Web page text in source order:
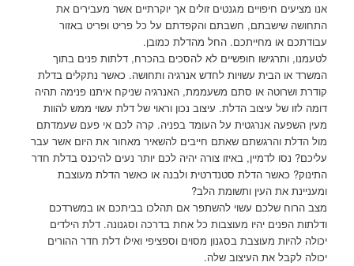
אנו מציעים חיפויים מגנטים זולים אך יוקרתיים אשר מעבירים את
התחושה שישבתם, חשבתם והקפדתם על כל פריט ופריט באזור
עבודתכם או מחייתכם. החל מהדלת כמובן.
לטעמנו, ותרגישו חופשיים לא להסכים בהכרח, דלתות פנים בתוך
המשרד או הבית עשויות לחדש אנרגיה ותחושה. כאשר נתקלים בדלת
קודרת ושרוטה או סתם משעממת, האנרגיה שניקח איתנו פנימה תהיה
דומה לזו של עיצוב הדלת. עיצוב נכון וראוי של דלת עשוי ממש להוות
מעין השפעה אנרגטית על העומד בפניה. קרה לכם אי פעם שעמדתם
מול הדלת והרגשתם שאתם חייבים להשאיר מאחור את היום אשר עבר
עליכם? נסו לדמיין, באיזו צורה יהיה לכם יותר נעים להיכנס בדלת חדר
התינוק? כאשר הדלת סטנדרטית ולבנה או כאשר הדלת מעוצבת
ומעניינת את העין ותשומת הלב?
מצב הרוח שלכם עשוי להשתפר אם תהלכו בביתכם או במשרדכם
ודלתות הפנים יהיו מעוצבות כל אחת בדרכה וסגנונה. דלת הילדים
יכולה להיות מעוצבת בסגנון מסוים וספציפי ואילו דלת חדר ההורים
יכולה לקבל את העיצוב שלה.